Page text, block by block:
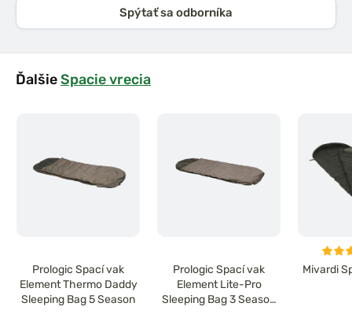
Spýtať sa odborníka
ĎalšieSpacie vrecia
Prologic Spací vak
Element Thermo Daddy
Sleeping Bag 5 Season
Prologic Spací vak
Element Lite-Pro
Sleeping Bag 3 Season
Mivardi